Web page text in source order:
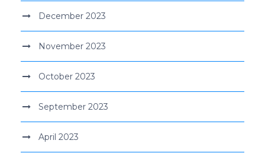
December 2023
November 2023
October 2023
September 2023
April 2023